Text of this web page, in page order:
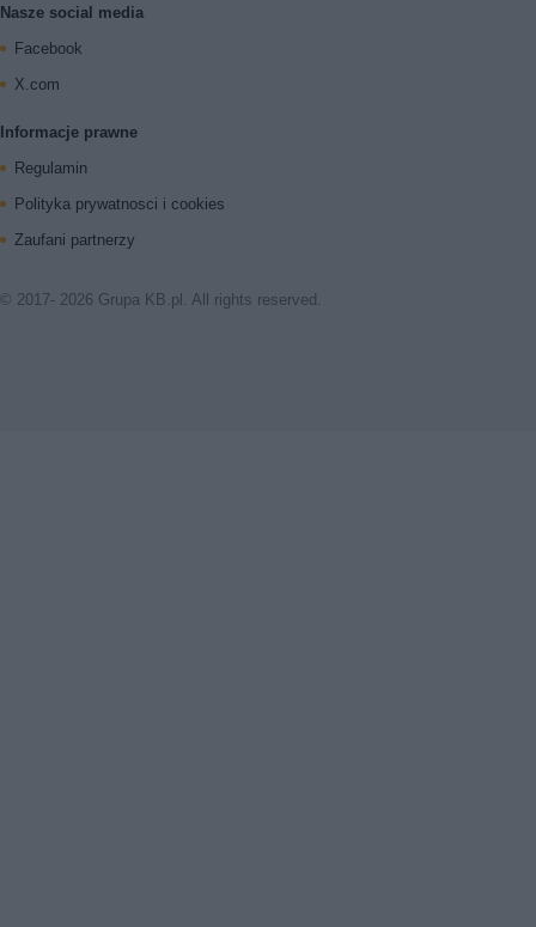
Nasze social media
Facebook
X.com
Informacje prawne
Regulamin
Polityka prywatnosci i cookies
Zaufani partnerzy
© 2017- 2026 Grupa KB.pl. All rights reserved.